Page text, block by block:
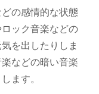
の感情的な状態
ック音楽などの
を出したりしま
などの暗い音楽
ます。